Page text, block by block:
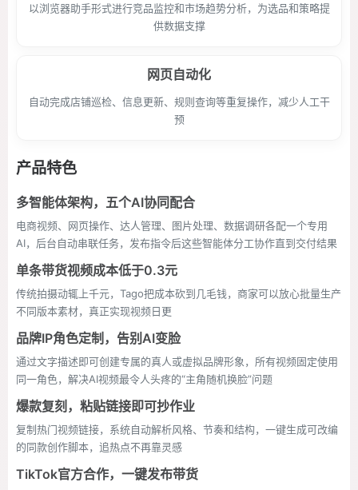
以浏览器助手形式进行竞品监控和市场趋势分析，为选品和策略提
供数据支撑
网页自动化
自动完成店铺巡检、信息更新、规则查询等重复操作，减少人工干
预
产品特色
多智能体架构，五个AI协同配合
电商视频、网页操作、达人管理、图片处理、数据调研各配一个专用
AI，后台自动串联任务，发布指令后这些智能体分工协作直到交付结果
单条带货视频成本低于0.3元
传统拍摄动辄上千元，Tago把成本砍到几毛钱，商家可以放心批量生产
不同版本素材，真正实现视频日更
品牌IP角色定制，告别AI变脸
通过文字描述即可创建专属的真人或虚拟品牌形象，所有视频固定使用
同一角色，解决AI视频最令人头疼的“主角随机换脸”问题
爆款复刻，粘贴链接即可抄作业
复制热门视频链接，系统自动解析风格、节奏和结构，一键生成可改编
的同款创作脚本，追热点不再靠灵感
TikTok官方合作，一键发布带货